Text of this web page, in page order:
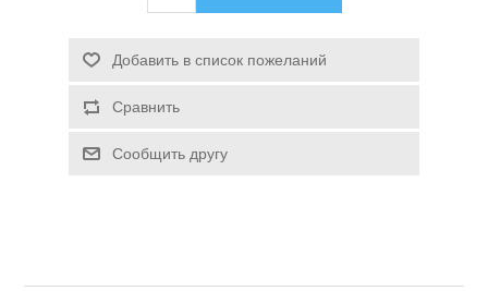
Добавить в список пожеланий
Сравнить
Сообщить другу